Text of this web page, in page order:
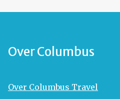
Over Columbus
Over Columbus Travel